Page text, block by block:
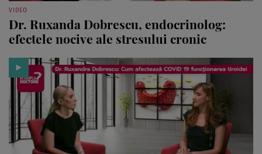
Dr. Ruxanda Dobrescu, endocrinolog:
efectele nocive ale stresului cronic